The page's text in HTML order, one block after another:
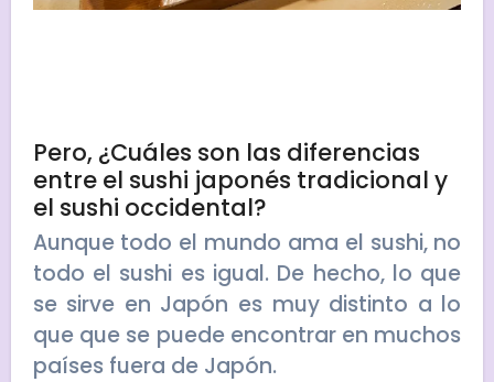
Pero, ¿Cuáles son las diferencias
entre el sushi japonés tradicional y
el sushi occidental?
Aunque todo el mundo ama el sushi, no
todo el sushi es igual. De hecho, lo que
se sirve en Japón es muy distinto a lo
que que se puede encontrar en muchos
países fuera de Japón.